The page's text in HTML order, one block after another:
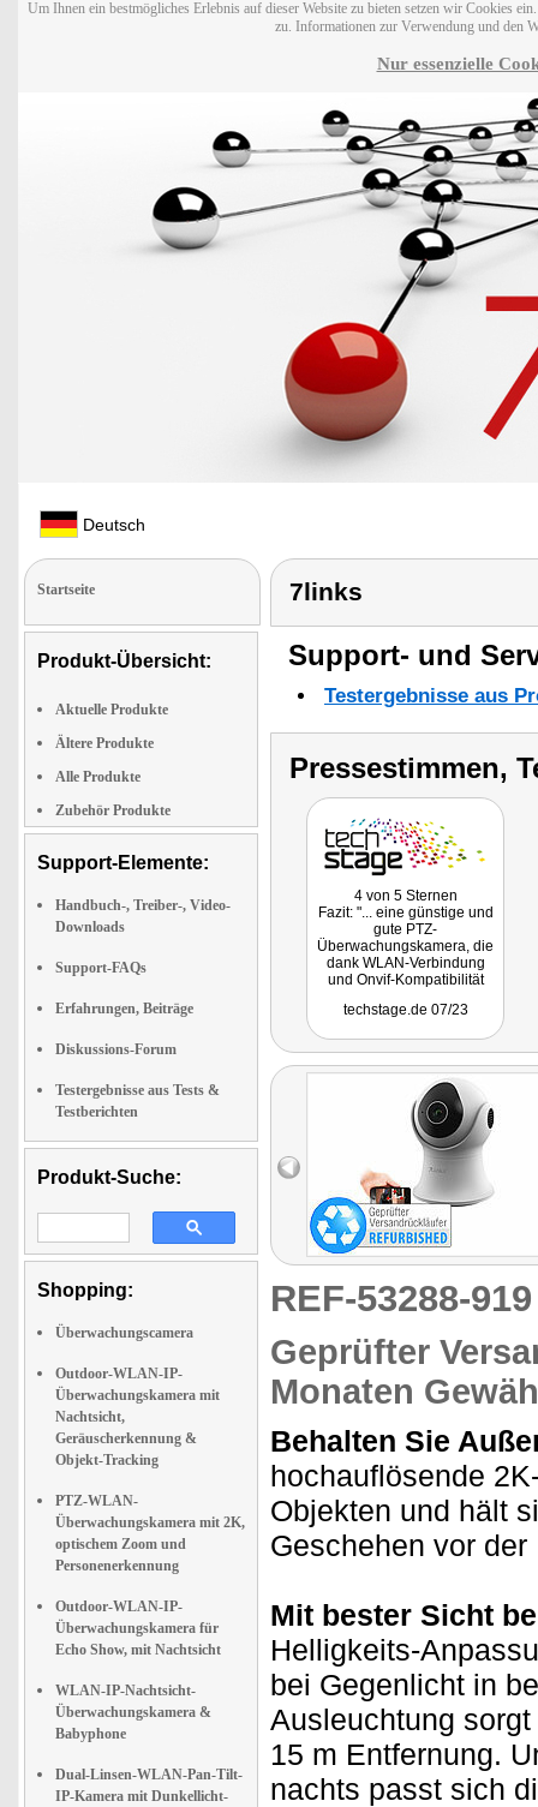
Um Ihnen ein bestmögliches Erlebnis auf dieser Website zu bieten setzen wir Cookies
zu. Informationen zur Verwendung und den
Nur essenzielle
Deutsch
Startseite
Produkt-Übersicht:
Aktuelle Produkte
Ältere Produkte
Alle Produkte
Zubehör Produkte
Support-Elemente:
Handbuch-, Treiber-, Video-
Downloads
Support-FAQs
Erfahrungen, Beiträge
Diskussions-Forum
Testergebnisse aus Tests &
Testberichten
Produkt-Suche:
Shopping:
Überwachungscamera
Outdoor-WLAN-IP-
Überwachungskamera mit
Nachtsicht,
Geräuscherkennung &
Objekt-Tracking
PTZ-WLAN-
Überwachungskamera mit 2K,
optischem Zoom und
Personenerkennung
Outdoor-WLAN-IP-
Überwachungskamera für
Echo Show, mit Nachtsicht
WLAN-IP-Nachtsicht-
Überwachungskamera &
Babyphone
Dual-Linsen-WLAN-Pan-Tilt-
IP-Kamera mit Dunkellicht-
7links
Support- und
Testergebnisse aus
Pressestimmen,
4 von 5 Sternen
Fazit: "... eine günstige und
gute PTZ-
Überwachungskamera, die
dank WLAN-Verbindung
und Onvif-Kompatibilität
techstage.de 07/23
REF-53288-
Geprüfter
Monaten
Behalten Sie
hochauflösende
Objekten und hält
Geschehen vor
Mit bester Sicht
Helligkeits-
bei Gegenlicht in
Ausleuchtung
15 m Entfernung.
nachts passt sich